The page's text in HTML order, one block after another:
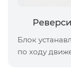
Блок
по ходу